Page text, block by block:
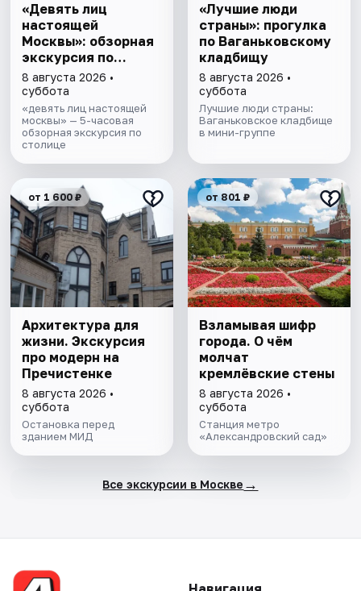
«Девять лиц
настоящей
Москвы»: обзорная
экскурсия по
столице
8 августа 2026 •
суббота
«девять лиц настоящей
москвы» — 5-часовая
обзорная экскурсия по
столице
«Лучшие люди
страны»: прогулка
по Ваганьковскому
кладбищу
8 августа 2026 •
суббота
Лучшие люди страны:
Ваганьковское кладбище
в мини-группе
от 1 600 ₽
Архитектура для
жизни. Экскурсия
про модерн на
Пречистенке
8 августа 2026 •
суббота
Остановка перед
зданием МИД
от 801 ₽
Взламывая шифр
города. О чём
молчат
кремлёвские стены
8 августа 2026 •
суббота
Станция метро
«Александровский сад»
Все экскурсии в Москве →